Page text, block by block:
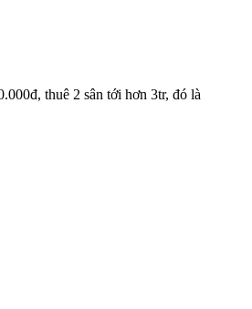
thuê 2 sân tới hơn 3tr, đó là